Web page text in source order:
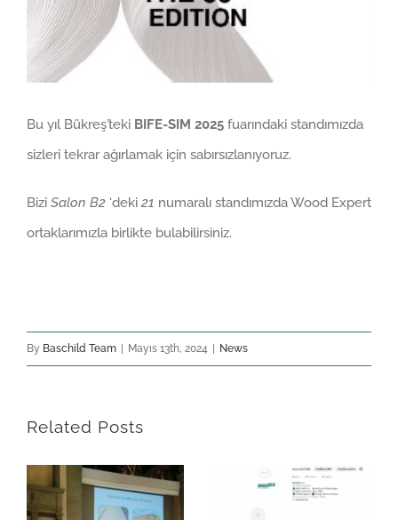
Bu yıl Bükreş’teki BIFE-SIM 2025fuarındaki standımızda
sizleri tekrar ağırlamak için sabırsızlanıyoruz.
Bizi Salon B2‘deki21 numaralı standımızda Wood Expert
ortaklarımızla birlikte bulabilirsiniz.
By Baschild Team Mayıs 13th, 2024 News
Related Posts